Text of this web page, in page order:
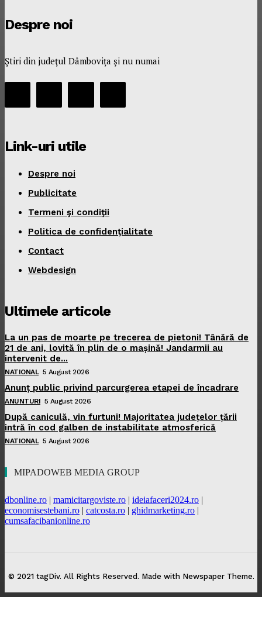
Despre noi
Ştiri din judeţul Dâmboviţa şi nu numai
Link-uri utile
Despre noi
Publicitate
Termeni şi condiţii
Politica de confidenţialitate
Contact
Webdesign
Ultimele articole
La un pas de moarte pe trecerea de pietoni! Tânără de
21 de ani, lovită în plin de o mașină! Jandarmii au
intervenit de...
NATIONAL 5 August 2026
Anunț public privind parcurgerea etapei de încadrare
ANUNTURI 5 August 2026
După caniculă, vin furtuni! Majoritatea județelor țării
intră în cod galben de instabilitate atmosferică
NATIONAL 5 August 2026
MIPADOWEB MEDIA GROUP
dbonline.ro | mamicitargoviste.ro | ideiafaceri2024.ro |
economisestebani.ro | catcosta.ro | ghidmarketing.ro |
cumsafacibanionline.ro
© 2021 tagDiv. All Rights Reserved. Made with Newspaper Theme.